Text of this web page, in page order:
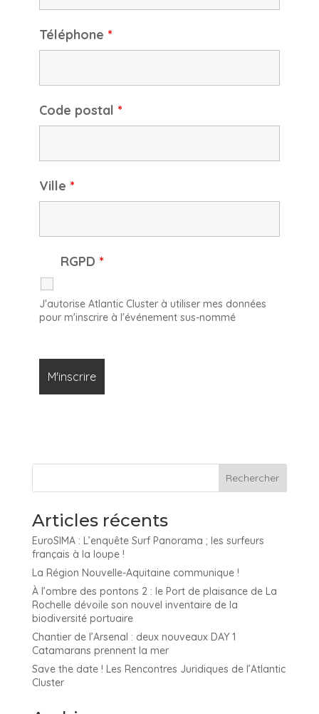
Téléphone *
Code postal *
Ville *
RGPD *
J'autorise Atlantic Cluster à utiliser mes données
pour m'inscrire à l'événement sus-nommé
Articles récents
EuroSIMA : L’enquête Surf Panorama ; les surfeurs
français à la loupe !
La Région Nouvelle-Aquitaine communique !
À l’ombre des pontons 2 : le Port de plaisance de La
Rochelle dévoile son nouvel inventaire de la
biodiversité portuaire
Chantier de l’Arsenal : deux nouveaux DAY 1
Catamarans prennent la mer
Save the date ! Les Rencontres Juridiques de l’Atlantic
Cluster